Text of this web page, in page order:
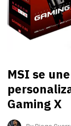
MSI se
Gaming X